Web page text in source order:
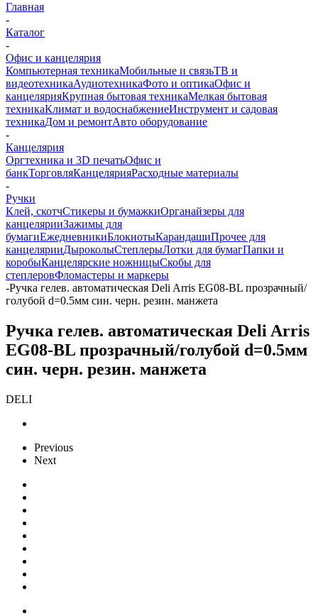
Главная
-
Каталог
-
Офис и канцелярия
Компьютерная техникаМобильные и связьТВ и
видеотехникаАудиотехникаФото и оптикаОфис и
канцелярияКрупная бытовая техникаМелкая бытовая
техникаКлимат и водоснабжениеИнструмент и садовая
техникаДом и ремонтАвто оборудование
-
Канцелярия
Оргтехника и 3D печатьОфис и
банкТорговляКанцелярияРасходные материалы
-
Ручки
Клей, скотчСтикеры и бумажкиОрганайзеры для
канцелярииЗажимы для
бумагиЕжедневникиБлокнотыКарандашиПрочее для
канцелярииДыроколыСтеплерыЛотки для бумагПапки и
коробыКанцелярские ножницыСкобы для
степлеровФломастеры и маркеры
-Ручка гелев. автоматическая Deli Arris EG08-BL прозрачный/
голубой d=0.5мм син. черн. резин. манжета
Ручка гелев. автоматическая Deli Arris
EG08-BL прозрачный/голубой d=0.5мм
син. черн. резин. манжета
DELI
Previous
Next